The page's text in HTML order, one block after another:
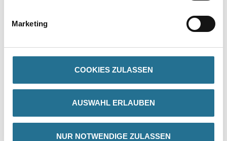
Marketing
COOKIES ZULASSEN
AUSWAHL ERLAUBEN
NUR NOTWENDIGE ZULASSEN
- Moderne Passform
- Runder Halsausschnitt
- Rippenbündchen am Hals